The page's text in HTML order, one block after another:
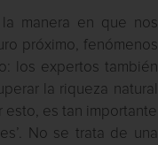
manera en que nos
próximo, fenómenos
los expertos también
la riqueza natural
es tan importante
No se trata de una